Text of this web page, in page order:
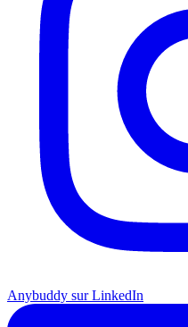
Anybuddy sur LinkedIn